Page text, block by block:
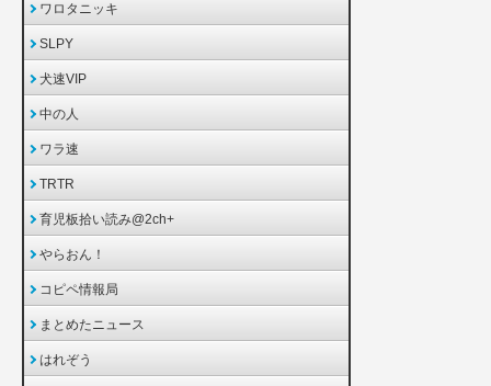
ワロタニッキ
SLPY
犬速VIP
中の人
ワラ速
TRTR
育児板拾い読み@2ch+
やらおん！
コピペ情報局
まとめたニュース
はれぞう